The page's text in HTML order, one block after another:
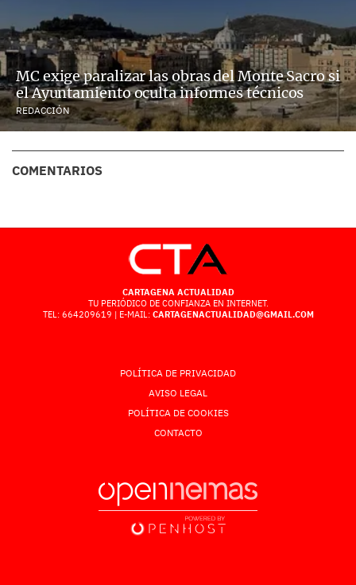
MC exige paralizar las obras del Monte Sacro si
el Ayuntamiento oculta informes técnicos
REDACCIÓN
COMENTARIOS
CARTAGENA ACTUALIDAD
TU PERIÓDICO DE CONFIANZA EN INTERNET.
TEL: 664209619 | E-MAIL: CARTAGENACTUALIDAD@GMAIL.COM
POLÍTICA DE PRIVACIDAD
AVISO LEGAL
POLÍTICA DE COOKIES
CONTACTO